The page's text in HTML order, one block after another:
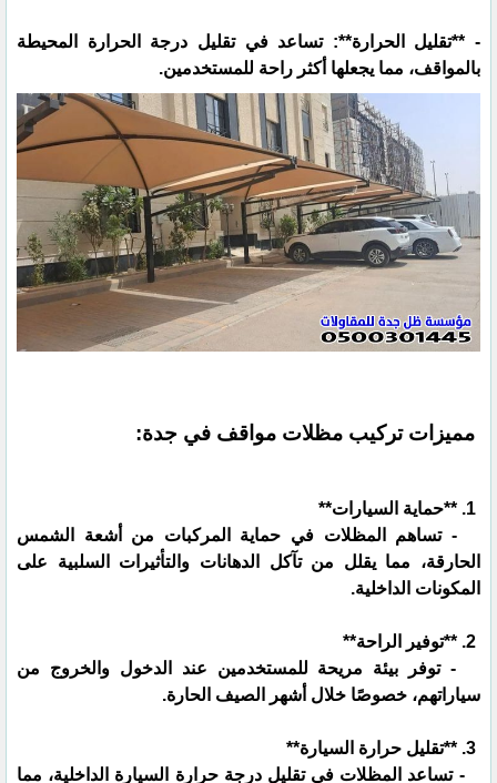
- **تقليل الحرارة**: تساعد في تقليل درجة الحرارة المحيطة
بالمواقف، مما يجعلها أكثر راحة للمستخدمين.
مميزات تركيب مظلات مواقف في جدة:
- تساهم المظلات في حماية المركبات من أشعة الشمس
الحارقة، مما يقلل من تآكل الدهانات والتأثيرات السلبية على
المكونات الداخلية.
- توفر بيئة مريحة للمستخدمين عند الدخول والخروج من
سياراتهم، خصوصًا خلال أشهر الصيف الحارة.
- تساعد المظلات في تقليل درجة حرارة السيارة الداخلية، مما